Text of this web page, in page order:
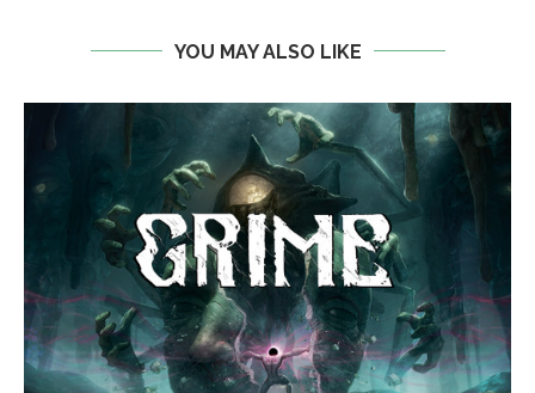
YOU MAY ALSO LIKE